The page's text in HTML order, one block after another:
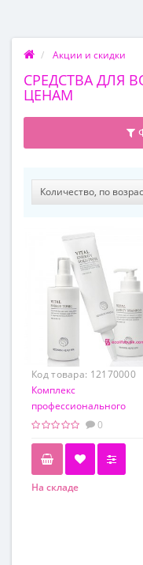
Акции и скидки
СРЕДСТВА ДЛЯ
ЦЕНАМ
Код товара: 12170000
Комплекс
профессионального
очищения и ухода за
Head Spa
0
На складе